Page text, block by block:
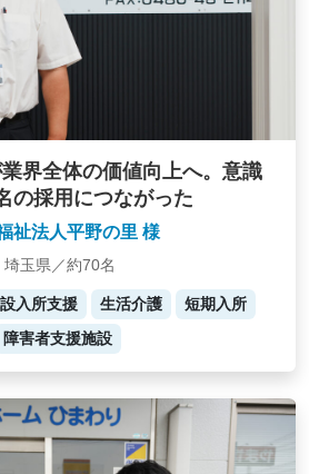
界全体の価値向上へ。意識
の採用につながった
祉法人平野の里 様
埼玉県／約70名
入所支援 生活介護
短期入所
障害者支援施設